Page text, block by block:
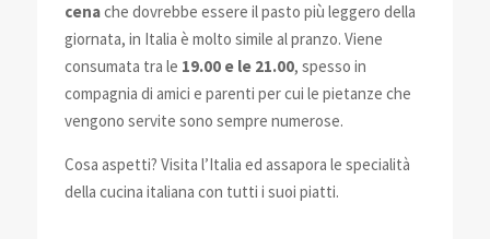
cenache dovrebbe essere il pasto più leggero della
giornata, in Italia è molto simile al pranzo. Viene
consumata tra le 19.00 e le 21.00, spesso in
compagnia di amici e parenti per cui le pietanze che
vengono servite sono sempre numerose.
Cosa aspetti? Visita l’Italia ed assapora le specialità
della cucina italiana con tutti i suoi piatti.